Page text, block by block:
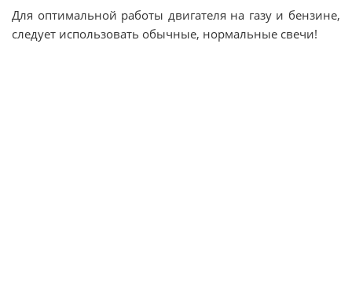
Для оптимальной работы двигателя на газу и бензине,
следует использовать обычные, нормальные свечи!